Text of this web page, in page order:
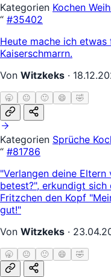
Kategorien Kochen
“ #35402
Heute mache ich etwas
Kaiserschmarrn.
Von Witzkeks ·
🥱 😐 🙂 😄 🤣
Kategorien Sprüche
“ #81786
"Verlangen deine
betest?", erkundigt
Fritzchen den Kopf
gut!"
Von Witzkeks ·
🥱 😐 🙂 😄 🤣